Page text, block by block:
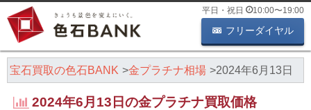
平日・祝日 10:00〜19:00
フリーダイヤル
宝石買取の色石BANK 金プラチナ相場 2024年6月13日
2024年6月13日の金プラチナ買取価格